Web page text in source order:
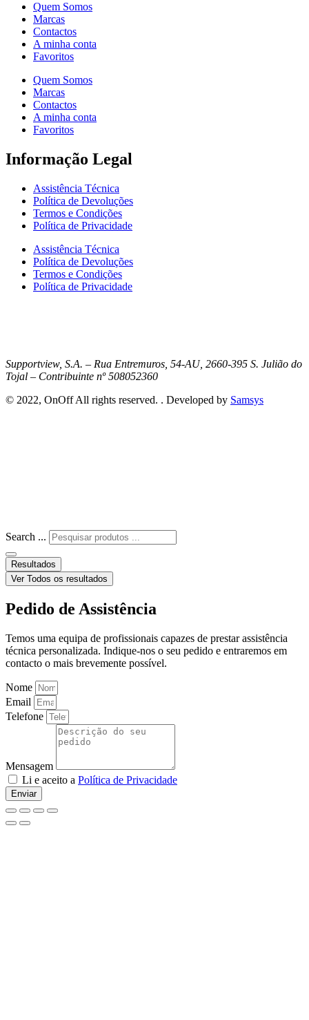
Quem Somos
Marcas
Contactos
A minha conta
Favoritos
Quem Somos
Marcas
Contactos
A minha conta
Favoritos
Informação Legal
Assistência Técnica
Política de Devoluções
Termos e Condições
Política de Privacidade
Assistência Técnica
Política de Devoluções
Termos e Condições
Política de Privacidade
Supportview, S.A. – Rua Entremuros, 54-AU, 2660-395 S. Julião do
Tojal – Contribuinte nº 508052360
© 2022, OnOff All rights reserved. . Developed by Samsys
Search ...
Resultados
Ver Todos os resultados
Pedido de Assistência
Temos uma equipa de profissionais capazes de prestar assistência
técnica personalizada. Indique-nos o seu pedido e entraremos em
contacto o mais brevemente possível.
Nome
Email
Telefone
Mensagem
Li e aceito a Política de Privacidade
Enviar